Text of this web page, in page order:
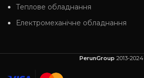
Теплове обладнання
Електромеханічне обладнання
PerunGroup 2013-2024